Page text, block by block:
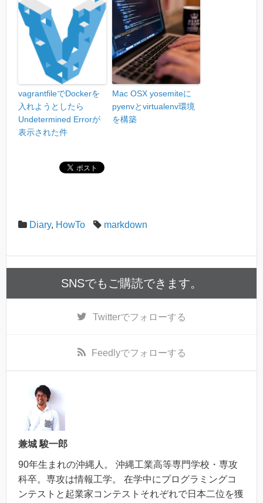
vagrantfileでDockerを
入れようとしたら
Undetermined Errorが
表示された件
Mac OSX yosemiteに
pyenvとvirtualenv環境
を構築
Diary, HowTo markdown
SNSでもご購読できます。
Twitterでフォローする
Feedlyでフォローする
兼城 駿一郎
90年生まれの沖縄人。 沖縄工業高等専門学校・専攻
科卒。専攻は情報工学。 在学中にプログラミングコ
ンテストと起業家コンテストそれぞれで日本二位を獲